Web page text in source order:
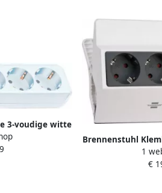
3-voudige witte
|
Brennenstuhl
voudig 3m |
1
€